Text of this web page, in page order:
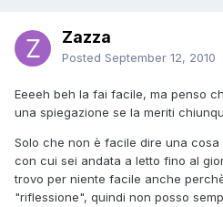
Zazza
Posted September 12, 2010
Eeeeh beh la fai facile, ma penso
una spiegazione se la meriti
Solo che non è facile dire una
con cui sei andata a letto fino al
trovo per niente facile anche
"riflessione", quindi non posso